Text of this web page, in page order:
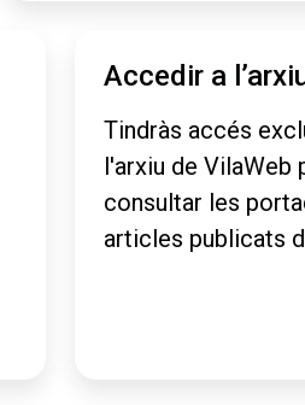
Accedir a
Tindràs accés
l'arxiu de VilaWeb
consultar les
articles publicats